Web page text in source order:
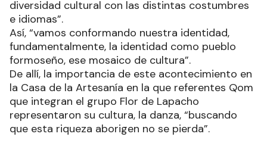
diversidad cultural con las distintas costumbres
e idiomas”.
Así, “vamos conformando nuestra identidad,
fundamentalmente, la identidad como pueblo
formoseño, ese mosaico de cultura”.
De allí, la importancia de este acontecimiento en
la Casa de la Artesanía en la que referentes Qom
que integran el grupo Flor de Lapacho
representaron su cultura, la danza, “buscando
que esta riqueza aborigen no se pierda”.